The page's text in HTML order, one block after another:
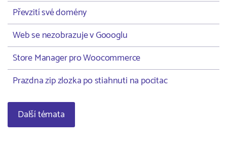
Převzití své domény
Web se nezobrazuje v Goooglu
Store Manager pro Woocommerce
Prazdna zip zlozka po stiahnuti na pocitac
Další témata